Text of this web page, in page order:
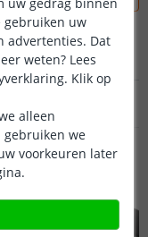
gebruiken uw
advertenties. Dat
weten? Lees
Klik op
alleen
gebruiken we
voorkeuren later